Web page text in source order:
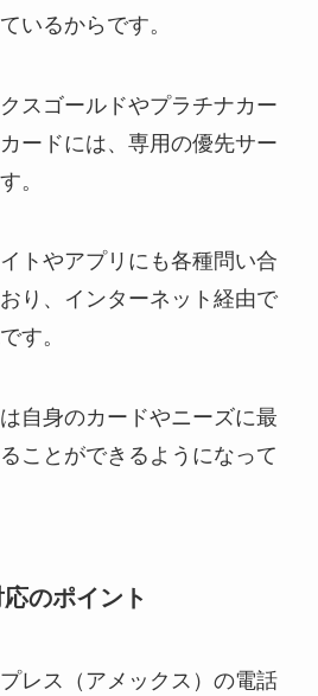
いるからです。
スゴールドやプラチナカー
ードには、専用の優先サー
。
トやアプリにも各種問い合
り、インターネット経由で
す。
自身のカードやニーズに最
ことができるようになって
のポイント
レス（アメックス）の電話